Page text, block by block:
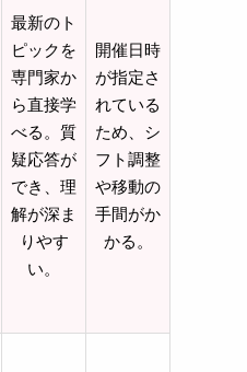
最新のト
ピックを
専門家か
ら直接学
べる。質
疑応答が
でき、理
解が深ま
りやす
い。
開催日時
が指定さ
れている
ため、シ
フト調整
や移動の
手間がか
かる。